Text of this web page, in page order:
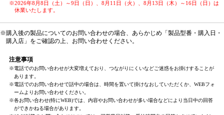
※2026年8月8日（土）～9日（日）、8月11日（火）、8月13日（木）～16日（日）は
休業いたします。
※購入後の製品についてのお問い合わせの場合、あらかじめ「製品型番・購入日・
購入店」をご確認の上、お問い合わせください。
注意事項
※電話でのお問い合わせが大変増えており、つながりにくいなどご迷惑をお掛けすることが
あります。
※電話でのお問い合わせで話中の場合は、時間を置いて掛けなおしていただくか、WEBフォ
ームよりお問い合わせください。
※各お問い合わせ(特にWEB)では、内容やお問い合わせが多い場合などにより当日中の回答
ができかねる場合があります。